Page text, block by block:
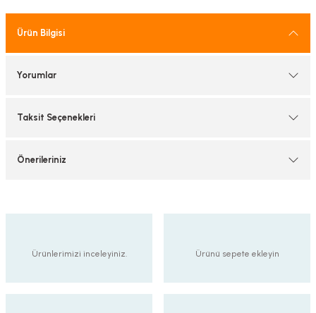
Ürün Bilgisi
Yorumlar
Taksit Seçenekleri
Önerileriniz
Ürünlerimizi inceleyiniz. Ürünü sepete ekleyin